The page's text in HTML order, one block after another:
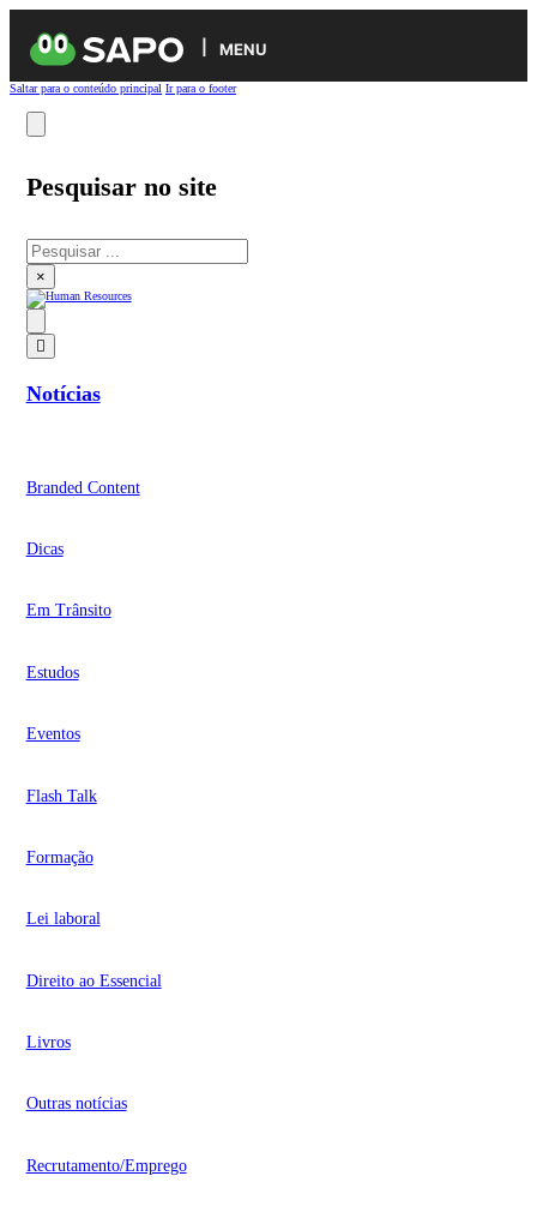
MENU
Saltar para o conteúdo principal Ir para o footer
Pesquisar no site
Pesquisar
×
Notícias
Branded Content
Dicas
Em Trânsito
Estudos
Eventos
Flash Talk
Formação
Lei laboral
Direito ao Essencial
Livros
Outras notícias
Recrutamento/Emprego